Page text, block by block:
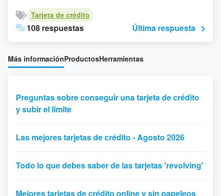
Tarjeta de crédito
108 respuestas Última respuesta
Más informaciónProductosHerramientas
Preguntas sobre conseguir una tarjeta de crédito
y subir el límite
Las mejores tarjetas de crédito - Agosto 2026
Todo lo que debes saber de las tarjetas 'revolving'
Mejores tarjetas de crédito online y sin papeleos